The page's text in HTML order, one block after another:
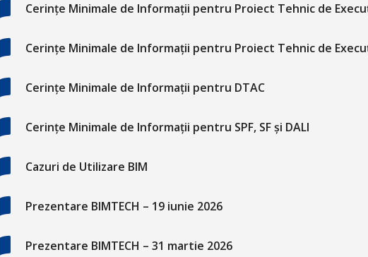
Cerințe Minimale de Informații pentru Proiect Tehnic de
Cerințe Minimale de Informații pentru Proiect Tehnic de
Cerințe Minimale de Informații pentru DTAC
Cerințe Minimale de Informații pentru SPF, SF și DALI
Cazuri de Utilizare BIM
Prezentare BIMTECH – 19 iunie 2026
Prezentare BIMTECH – 31 martie 2026